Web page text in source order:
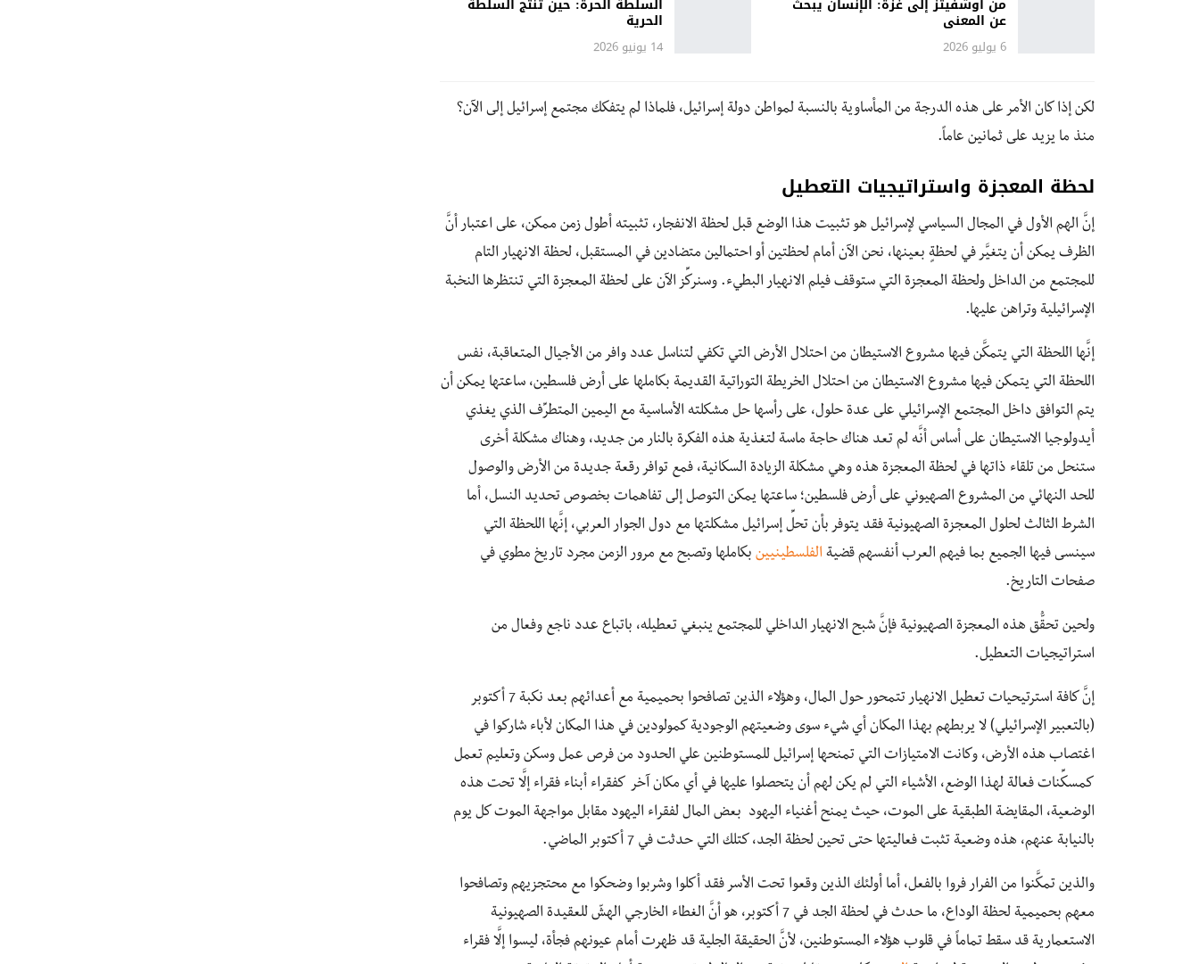
عن المعنى
6 يوليو 2026
الحرية
14 يونيو 2026
لكن إذا كان الأمر على هذه الدرجة من المأساوية بالنسبة لمواطن دولة إسرائيل، فلماذا لم يتفكك مجتمع إسرائيل إلى الآن؟
منذ ما يزيد على ثمانين عاماً.
لحظة المعجزة واستراتيجيات التعطيل
إنَّ الهم الأول في المجال السياسي لإسرائيل هو تثبيت هذا الوضع قبل لحظة الانفجار، تثبيته أطول زمن ممكن، على اعتبار أنَّ
الظرف يمكن أن يتغيَّر في لحظةٍ بعينها، نحن الآن أمام لحظتين أو احتمالين متضادين في المستقبل، لحظة الانهيار التام
للمجتمع من الداخل ولحظة المعجزة التي ستوقف فيلم الانهيار البطيء. وسنركِّز الآن على لحظة المعجزة التي تنتظرها النخبة
الإسرائيلية وتراهن عليها.
إنَّها اللحظة التي يتمكَّن فيها مشروع الاستيطان من احتلال الأرض التي تكفي لتناسل عدد وافر من الأجيال المتعاقبة، نفس
اللحظة التي يتمكن فيها مشروع الاستيطان من احتلال الخريطة التوراتية القديمة بكاملها على أرض فلسطين، ساعتها يمكن أن
يتم التوافق داخل المجتمع الإسرائيلي على عدة حلول، على رأسها حل مشكلته الأساسية مع اليمين المتطرِّف الذي يغذي
أيدولوجيا الاستيطان على أساس أنَّه لم تعد هناك حاجة ماسة لتغذية هذه الفكرة بالنار من جديد، وهناك مشكلة أخرى
ستنحل من تلقاء ذاتها في لحظة المعجزة هذه وهي مشكلة الزيادة السكانية، فمع توافر رقعة جديدة من الأرض والوصول
للحد النهائي من المشروع الصهيوني على أرض فلسطين؛ ساعتها يمكن التوصل إلى تفاهمات بخصوص تحديد النسل، أما
الشرط الثالث لحلول المعجزة الصهيونية فقد يتوفر بأن تحلِّ إسرائيل مشكلتها مع دول الجوار العربي، إنَّها اللحظة التي
سينسى فيها الجميع بما فيهم العرب أنفسهم قضية الفلسطينيين بكاملها وتصبح مع مرور الزمن مجرد تاريخ مطوي في
صفحات التاريخ.
ولحين تحقُّق هذه المعجزة الصهيونية فإنَّ شبح الانهيار الداخلي للمجتمع ينبغي تعطيله، باتباع عدد ناجع وفعال من
استراتيجيات التعطيل.
إنَّ كافة استرتيحيات تعطيل الانهيار تتمحور حول المال، وهؤلاء الذين تصافحوا بحميمية مع أعدائهم بعد نكبة 7 أكتوبر
(بالتعبير الإسرائيلي) لا يربطهم بهذا المكان أي شيء سوى وضعيتهم الوجودية كمولودين في هذا المكان لأباء شاركوا في
اغتصاب هذه الأرض، وكانت الامتيازات التي تمنحها إسرائيل للمستوطنين علي الحدود من فرص عمل وسكن وتعليم تعمل
كمسكِّنات فعالة لهذا الوضع، الأشياء التي لم يكن لهم أن يتحصلوا عليها في أي مكان آخر كفقراء أبناء فقراء إلَّا تحت هذه
الوضعية، المقايضة الطبقية على الموت، حيث يمنح أغنياء اليهود بعض المال لفقراء اليهود مقابل مواجهة الموت كل يوم
بالنيابة عنهم، هذه وضعية تثبت فعاليتها حتى تحين لحظة الجد، كتلك التي حدثت في 7 أكتوبر الماضي.
والذين تمكَّنوا من الفرار فروا بالفعل، أما أولئك الذين وقعوا تحت الأسر فقد أكلوا وشربوا وضحكوا مع محتجزيهم وتصافحوا
معهم بحميمية لحظة الوداع، ما حدث في لحظة الجد في 7 أكتوبر، هو أنَّ الغطاء الخارجي الهشّ للعقيدة الصهيونية
الاستعمارية قد سقط تماماً في قلوب هؤلاء المستوطنين، لأنَّ الحقيقة الجلية قد ظهرت أمام عيونهم فجأة، ليسوا إلَّا فقراء